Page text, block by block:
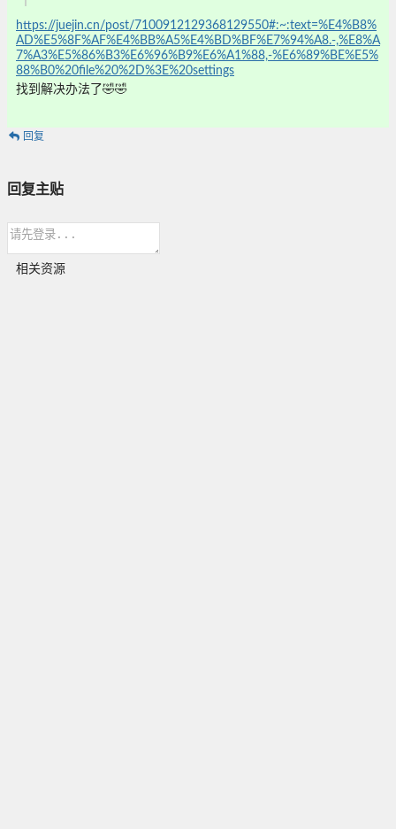
https://juejin.cn/post/7100912129368129550#:~:text=%E4%B8%
AD%E5%8F%AF%E4%BB%A5%E4%BD%BF%E7%94%A8.-,%E8%A
7%A3%E5%86%B3%E6%96%B9%E6%A1%88,-%E6%89%BE%E5%
88%B0%20file%20%2D%3E%20settings
找到解决办法了🤣🤣
回复
回复主贴
相关资源